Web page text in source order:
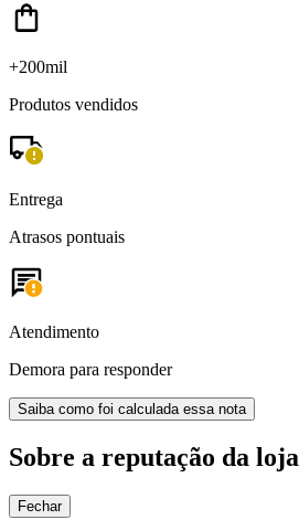
+200mil
Produtos vendidos
Entrega
Atrasos pontuais
Atendimento
Demora para responder
Saiba como foi calculada essa nota
Sobre a reputação da loja
Fechar